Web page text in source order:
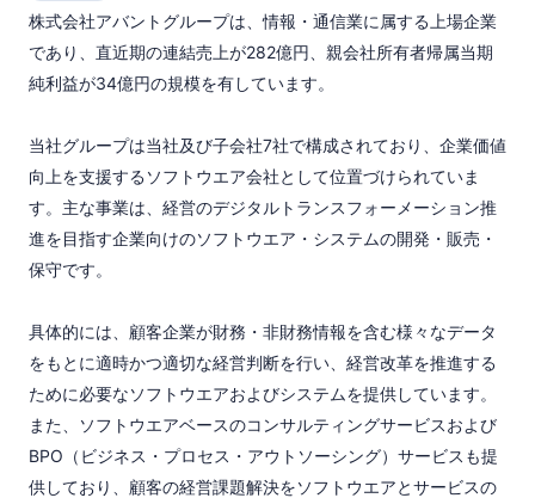
株式会社アバントグループは、情報・通信業に属する上場企業
であり、直近期の連結売上が282億円、親会社所有者帰属当期
純利益が34億円の規模を有しています。
当社グループは当社及び子会社7社で構成されており、企業価値
向上を支援するソフトウエア会社として位置づけられていま
す。主な事業は、経営のデジタルトランスフォーメーション推
進を目指す企業向けのソフトウエア・システムの開発・販売・
保守です。
具体的には、顧客企業が財務・非財務情報を含む様々なデータ
をもとに適時かつ適切な経営判断を行い、経営改革を推進する
ために必要なソフトウエアおよびシステムを提供しています。
また、ソフトウエアベースのコンサルティングサービスおよび
BPO（ビジネス・プロセス・アウトソーシング）サービスも提
供しており、顧客の経営課題解決をソフトウエアとサービスの